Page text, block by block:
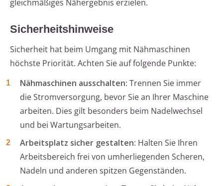
gleichmäßiges Nähergebnis erzielen.
Sicherheitshinweise
Sicherheit hat beim Umgang mit Nähmaschinen
höchste Priorität. Achten Sie auf folgende Punkte:
Nähmaschinen ausschalten: Trennen Sie immer
die Stromversorgung, bevor Sie an Ihrer Maschine
arbeiten. Dies gilt besonders beim Nadelwechsel
und bei Wartungsarbeiten.
Arbeitsplatz sicher gestalten: Halten Sie Ihren
Arbeitsbereich frei von umherliegenden Scheren,
Nadeln und anderen spitzen Gegenständen.